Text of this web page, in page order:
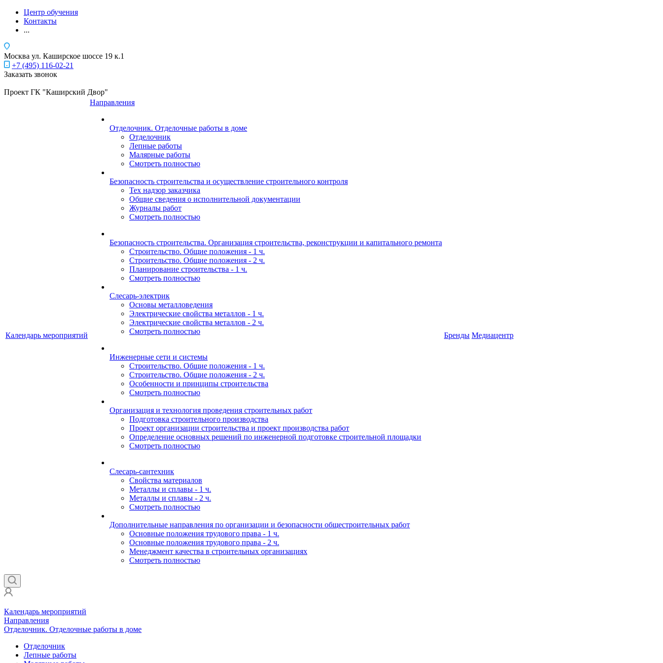
Центр обучения
Контакты
...
Москва ул. Каширское шоссе 19 к.1
+7 (495) 116-02-21
Заказать звонок
Проект ГК "Каширский Двор"
Календарь мероприятий
Направления
Отделочник. Отделочные работы в доме
Отделочник
Лепные работы
Малярные работы
Смотреть полностью
Безопасность строительства и осуществление строительного контроля
Тех надзор заказчика
Общие сведения о исполнительной документации
Журналы работ
Смотреть полностью
Безопасность строительства. Организация строительства, реконструкции и капитального ремонта
Строительство. Общие положения - 1 ч.
Строительство. Общие положения - 2 ч.
Планирование строительства - 1 ч.
Смотреть полностью
Слесарь-электрик
Основы металловедения
Электрические свойства металлов - 1 ч.
Электрические свойства металлов - 2 ч.
Смотреть полностью
Инженерные сети и системы
Строительство. Общие положения - 1 ч.
Строительство. Общие положения - 2 ч.
Особенности и принципы строительства
Смотреть полностью
Организация и технология проведения строительных работ
Подготовка строительного производства
Проект организации строительства и проект производства работ
Определение основных решений по инженерной подготовке строительной площадки
Смотреть полностью
Слесарь-сантехник
Свойства материалов
Металлы и сплавы - 1 ч.
Металлы и сплавы - 2 ч.
Смотреть полностью
Дополнительные направления по организации и безопасности общестроительных работ
Основные положения трудового права - 1 ч.
Основные положения трудового права - 2 ч.
Менеджмент качества в строительных организациях
Смотреть полностью
Бренды Медиацентр
Календарь мероприятий
Направления
Отделочник. Отделочные работы в доме
Отделочник
Лепные работы